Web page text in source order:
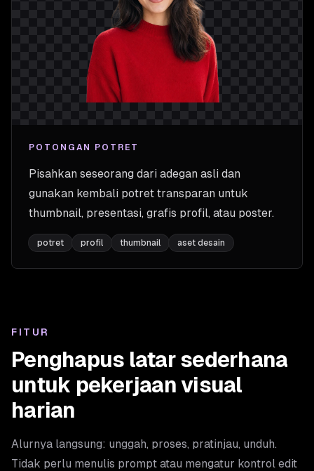
POTONGAN POTRET
Pisahkan seseorang dari adegan asli dan
gunakan kembali potret transparan untuk
thumbnail, presentasi, grafis profil, atau poster.
potret profil thumbnail aset desain
FITUR
Penghapus latar sederhana
untuk pekerjaan visual
harian
Alurnya langsung: unggah, proses, pratinjau, unduh.
Tidak perlu menulis prompt atau mengatur kontrol edit